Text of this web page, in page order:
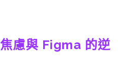
慮與 Figma 的逆